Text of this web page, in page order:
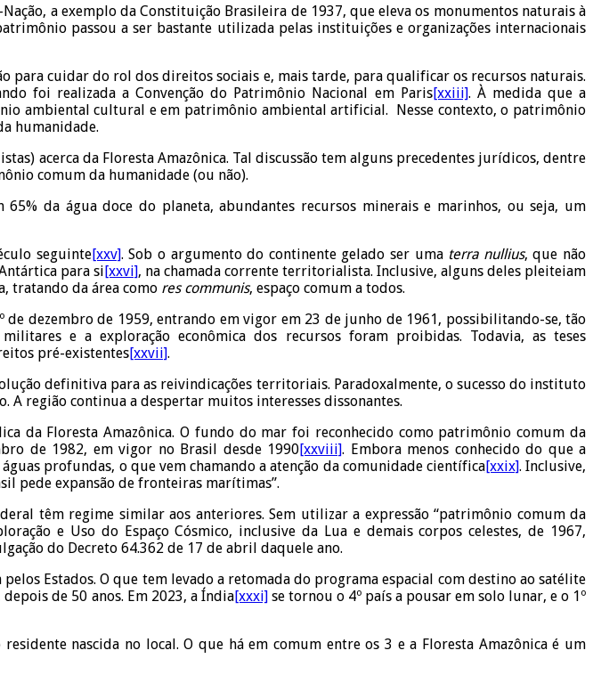
a exemplo da Constituição Brasileira de 1937, que eleva os monumentos naturais à
passou a ser bastante utilizada pelas instituições e organizações internacionais
para cuidar do rol dos direitos sociais e, mais tarde, para qualificar os recursos naturais.
foi realizada a Convenção do Patrimônio Nacional em Paris[xxiii]. À medida que a
ambiental cultural e em patrimônio ambiental artificial. Nesse contexto, o patrimônio
humanidade.
acerca da Floresta Amazônica. Tal discussão tem alguns precedentes jurídicos, dentre
comum da humanidade (ou não).
da água doce do planeta, abundantes recursos minerais e marinhos, ou seja, um
seguinte[xxv]. Sob o argumento do continente gelado ser uma terra nullius, que não
para si [xxvi], na chamada corrente territorialista. Inclusive, alguns deles pleiteiam
tratando da área como res communis, espaço comum a todos.
dezembro de 1959, entrando em vigor em 23 de junho de 1961, possibilitando-se, tão
e a exploração econômica dos recursos foram proibidas. Todavia, as teses
pré-existentes[xxvii].
definitiva para as reivindicações territoriais. Paradoxalmente, o sucesso do instituto
A região continua a despertar muitos interesses dissonantes.
da Floresta Amazônica. O fundo do mar foi reconhecido como patrimônio comum da
de 1982, em vigor no Brasil desde 1990[xxviii]. Embora menos conhecido do que a
profundas, o que vem chamando a atenção da comunidade científica[xxix]. Inclusive,
pede expansão de fronteiras marítimas”.
têm regime similar aos anteriores. Sem utilizar a expressão “patrimônio comum da
e Uso do Espaço Cósmico, inclusive da Lua e demais corpos celestes, de 1967,
do Decreto 64.362 de 17 de abril daquele ano.
Estados. O que tem levado a retomada do programa espacial com destino ao satélite
de 50 anos. Em 2023, a Índia[xxxi] se tornou o 4º país a pousar em solo lunar, e o 1º
nascida no local. O que há em comum entre os 3 e a Floresta Amazônica é um